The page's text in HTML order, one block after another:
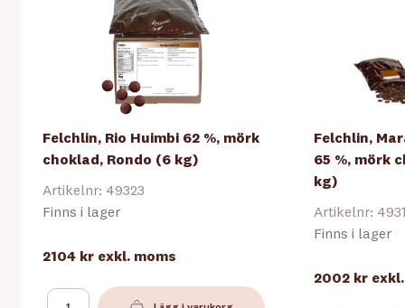
Felchlin, Rio Huimbi 62 %, mörk
choklad, Rondo (6 kg)
Artikelnr: 49323
Finns i lager
2104 kr exkl. moms
Felchlin,
65 %, mörk
kg)
Artikelnr:
Finns i lager
2002 kr